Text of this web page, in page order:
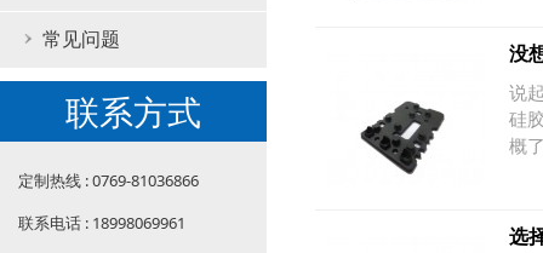
常见问题
联系方式
定制热线 : 0769-81036866
联系电话 : 18998069961
没
说
硅
概
选